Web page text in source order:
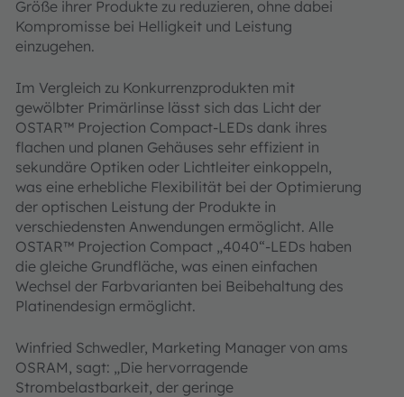
Größe ihrer Produkte zu reduzieren, ohne dabei
Kompromisse bei Helligkeit und Leistung
einzugehen.
Im Vergleich zu Konkurrenzprodukten mit
gewölbter Primärlinse lässt sich das Licht der
OSTAR™ Projection Compact-LEDs dank ihres
flachen und planen Gehäuses sehr effizient in
sekundäre Optiken oder Lichtleiter einkoppeln,
was eine erhebliche Flexibilität bei der Optimierung
der optischen Leistung der Produkte in
verschiedensten Anwendungen ermöglicht. Alle
OSTAR™ Projection Compact „4040“-LEDs haben
die gleiche Grundfläche, was einen einfachen
Wechsel der Farbvarianten bei Beibehaltung des
Platinendesign ermöglicht.
Winfried Schwedler, Marketing Manager von ams
OSRAM, sagt: „Die hervorragende
Strombelastbarkeit, der geringe